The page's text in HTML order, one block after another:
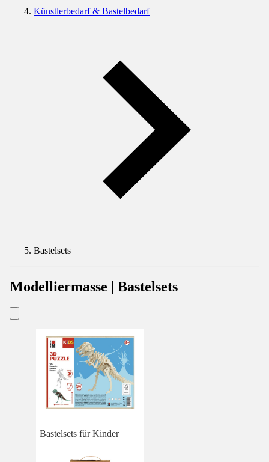
Künstlerbedarf & Bastelbedarf
Bastelsets
Modelliermasse | Bastelsets
Bastelsets für Kinder